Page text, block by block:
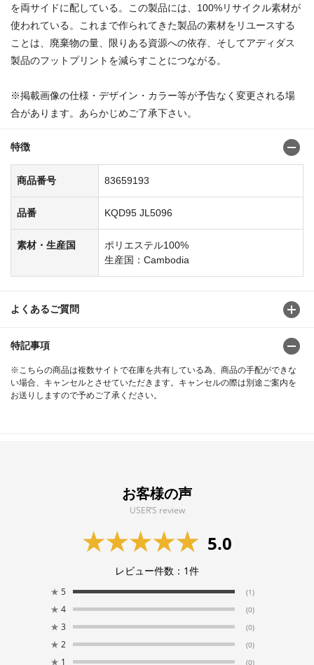
を両サイドに配している。この製品には、100%リサイクル素材が
使われている。これまで作られてきた製品の素材をリユースする
ことは、廃棄物の量、限りある資源への依存、そしてアディダス
製品のフットプリントを減らすことにつながる。
※掲載画像の仕様・デザイン・カラー等が予告なく変更される場
合があります。あらかじめご了承下さい。
特徴
商品番号 83659193
品番 KQD95 JL5096
素材・生産国
ポリエステル100%
生産国：Cambodia
よくあるご質問
特記事項
※こちらの商品は複数サイトで在庫を共有している為、商品の手配ができな
い場合、キャンセルとさせていただきます。キャンセルの際は別途ご案内を
お送りしますので予めご了承ください。
お客様の声
USER’S review
5.0
レビュー件数： 1件
★ 5 (1)
★ 4 (0)
★ 3 (0)
★ 2 (0)
★ 1 (0)